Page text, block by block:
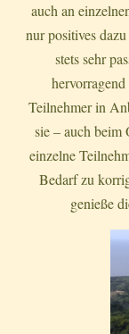
auch an
nur positives
stets sehr
Teilnehmer in
sie – auch beim
einzelne
Bedarf zu
genieße